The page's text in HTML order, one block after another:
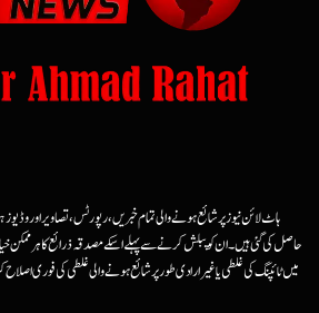
ہاٹ لائن نیوز پر شائع ہونے والی تمام خبریں، رپورٹس، تصاویر اور
حاصل کی گئی ہیں۔ ان کو پبلش کرنے سے پہلے اسکے مصدقہ ذرائع کا ہرممکن
میں ٹائپنگ کی غلطی یا غیرارادی طور پر شائع ہونے والی غلطی کی فوری